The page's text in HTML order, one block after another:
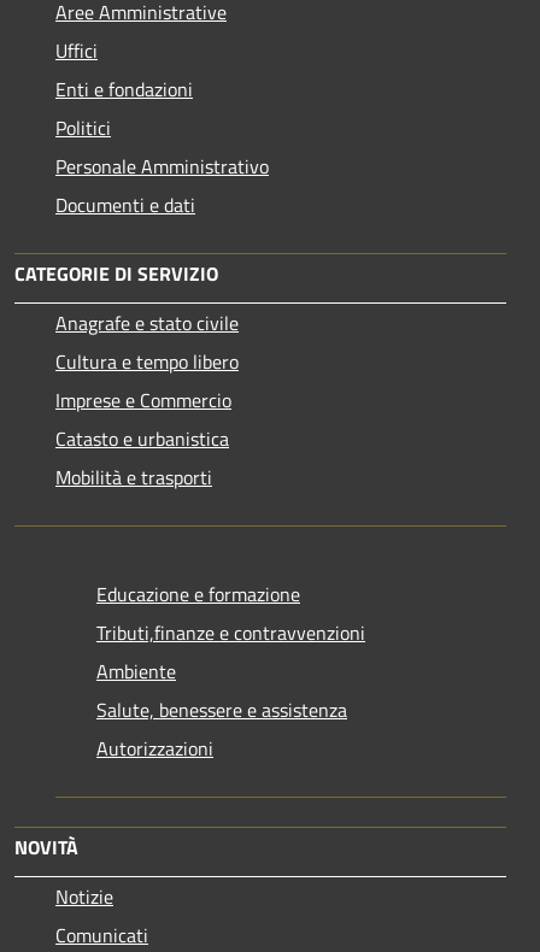
Aree Amministrative
Uffici
Enti e fondazioni
Politici
Personale Amministrativo
Documenti e dati
CATEGORIE DI SERVIZIO
Anagrafe e stato civile
Cultura e tempo libero
Imprese e Commercio
Catasto e urbanistica
Mobilità e trasporti
Educazione e formazione
Tributi,finanze e contravvenzioni
Ambiente
Salute, benessere e assistenza
Autorizzazioni
NOVITÀ
Notizie
Comunicati